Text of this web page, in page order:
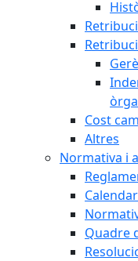
Cost
Altres
Normativa i
Quadre